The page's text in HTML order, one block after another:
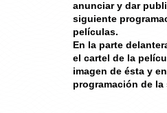
anunciar y dar
siguiente
películas.
En la parte
el cartel de la
imagen de ésta y
programación de